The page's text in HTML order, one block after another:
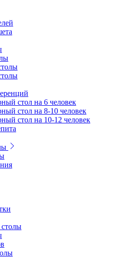
стол на 6 человек
стол на 8-10 человек
стол на 10-12 человек